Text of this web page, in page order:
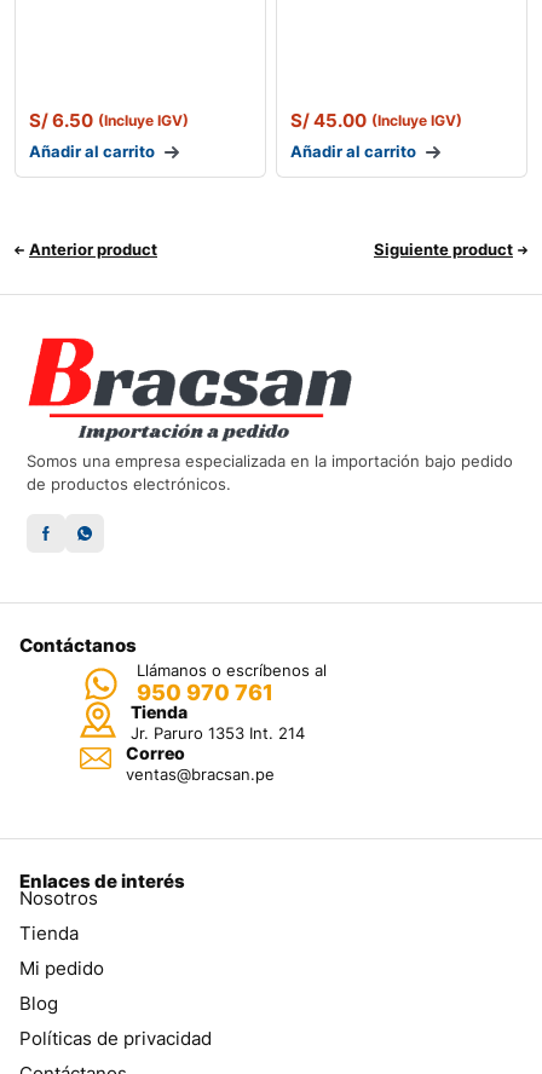
S/6.50 (Incluye IGV)
Añadir al carrito
S/45.00 (Incluye IGV)
Añadir al carrito
Anterior product Siguiente product
Somos una empresa especializada en la importación bajo pedido
de productos electrónicos.
Contáctanos
Llámanos o escríbenos al
950 970 761
Tienda
Jr. Paruro 1353 Int. 214
Correo
ventas@bracsan.pe
Enlaces de interés
Nosotros
Tienda
Mi pedido
Blog
Políticas de privacidad